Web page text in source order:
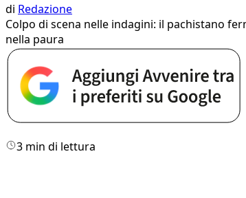
di Redazione
Colpo di scena nelle indagini: il pachistano
nella paura
3 min di lettura